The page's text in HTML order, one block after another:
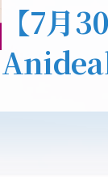
【7月
カプロ